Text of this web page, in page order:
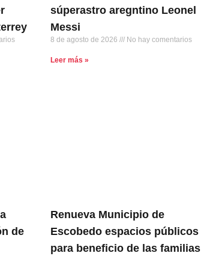
súperastro aregntino Leonel
Messi
8 de agosto de 2026 No hay comentarios
Leer más »
de
Renueva Municipio de
Escobedo espacios públicos
para beneficio de las familias